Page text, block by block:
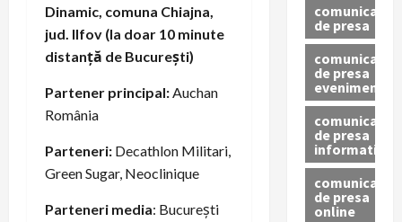
Dinamic, comuna Chiajna,
jud. Ilfov (la doar 10 minute
distanță de București)
Partener principal:Auchan
România
Parteneri: Decathlon Militari,
Green Sugar, Neoclinique
Parteneri media: București
comunicat
de presa
comunicat
de presa
eveniment
comunicat
de presa
informativ
comunicat
de presa
online